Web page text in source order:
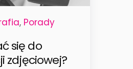
, Porady
się do
zdjęciowej?